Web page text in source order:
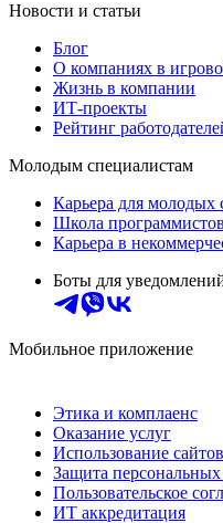
Новости и статьи
Блог
О компаниях в
Жизнь в компании
ИТ-проекты
Рейтинг
Молодым специалистам
Карьера для молодых
Школа программистов
Карьера в
Боты для
Мобильное приложение
Этика и комплаенс
Оказание услуг
Использование сайтов
Защита
Пользовательское
ИТ аккредитация